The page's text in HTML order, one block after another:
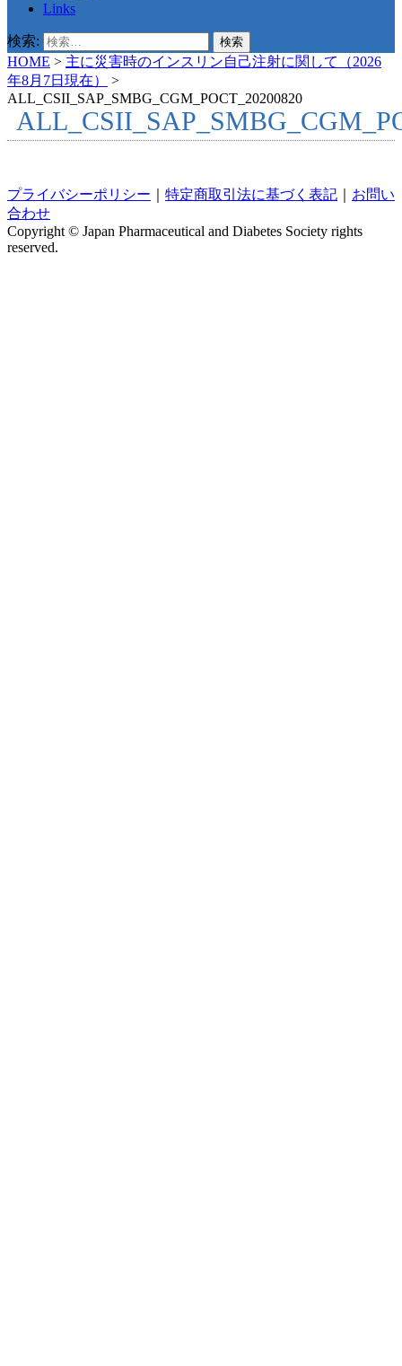
Links
検索:
HOME > 主に災害時のインスリン自己注射に関して（2026
年8月7日現在）
>
ALL_CSII_SAP_SMBG_CGM_POCT_20200820
プライバシーポリシー 特定商取引法に基づく表記
お問い
合わせ
Copyright © Japan Pharmaceutical and Diabetes Society rights
reserved.